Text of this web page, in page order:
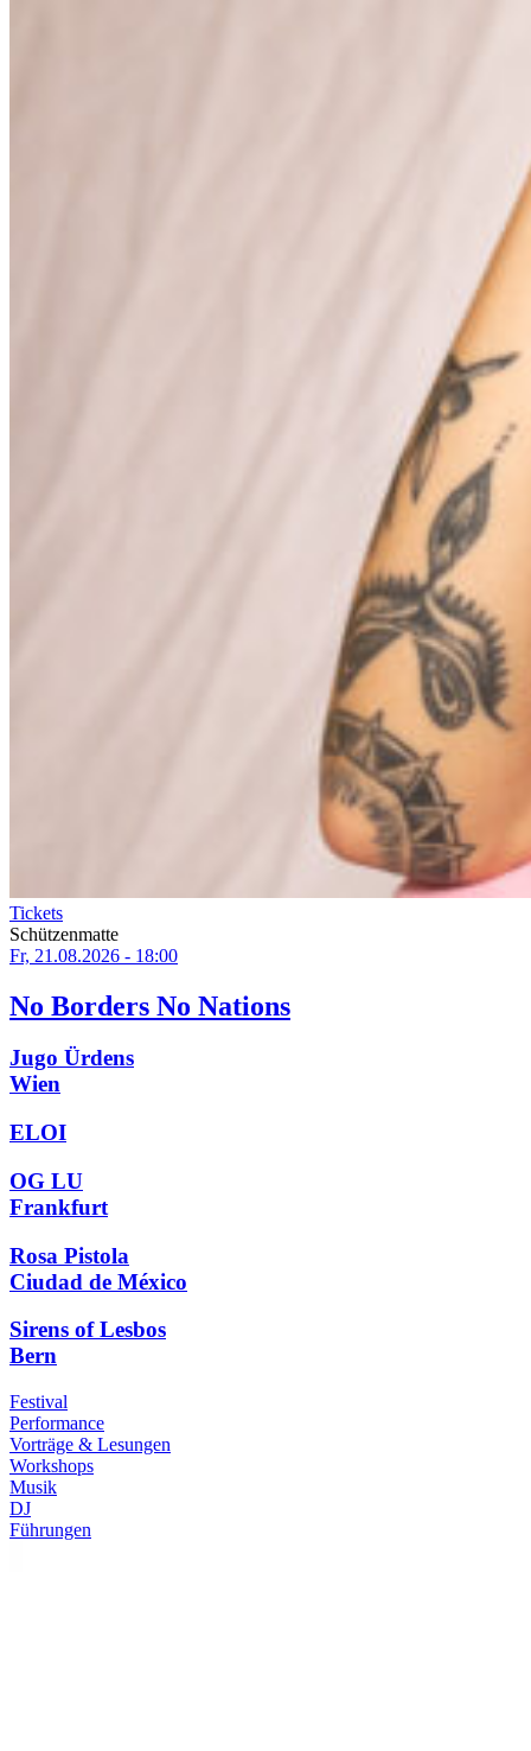
Tickets
Schützenmatte
Fr, 21.08.2026 - 18:00
No Borders No Nations
Jugo Ürdens
Wien
ELOI
OG LU
Frankfurt
Rosa Pistola
Ciudad de México
Sirens of Lesbos
Bern
Festival
Performance
Vorträge & Lesungen
Workshops
Musik
DJ
Führungen